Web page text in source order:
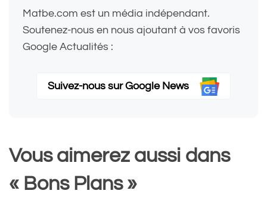
Matbe.com est un média indépendant.
Soutenez-nous en nous ajoutant à vos favoris
Google Actualités :
Suivez-nous sur Google News
Vous aimerez aussi dans
« Bons Plans »